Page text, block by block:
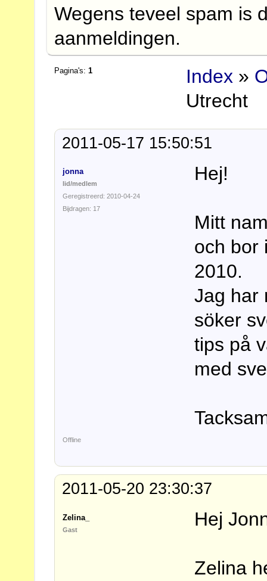
Wegens teveel spam is
aanmeldingen.
Pagina's:1 Index »
Utrecht
2011-05-17 15:50:51
jonna
lid/medlem
Geregistreerd: 2010-04-24
Bijdragen: 17
Hej!
Mitt
och bor
2010.
Jag har
söker
tips på
med
Offline
2011-05-20 23:30:37
Zelina_
Gast Hej
Zelina